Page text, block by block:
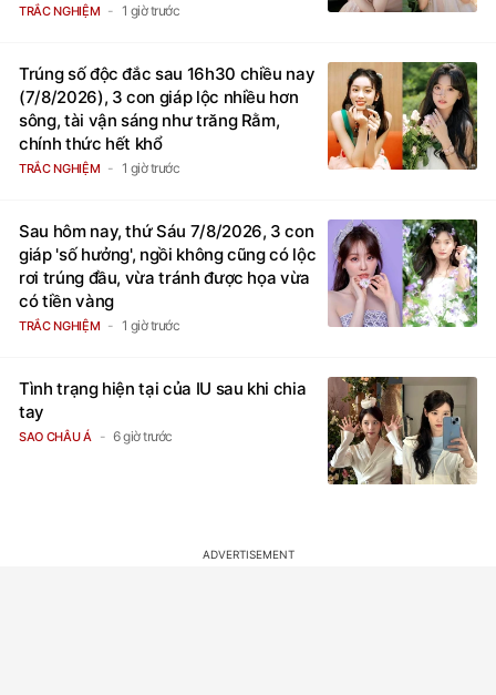
TRẮC NGHIỆM 1 giờ trước
Trúng số độc đắc sau 16h30 chiều nay
(7/8/2026), 3 con giáp lộc nhiều hơn
sông, tài vận sáng như trăng Rằm,
chính thức hết khổ
TRẮC NGHIỆM 1 giờ trước
Sau hôm nay, thứ Sáu 7/8/2026, 3 con
giáp 'số hưởng', ngồi không cũng có lộc
rơi trúng đầu, vừa tránh được họa vừa
có tiền vàng
TRẮC NGHIỆM 1 giờ trước
Tình trạng hiện tại của IU sau khi chia
tay
SAO CHÂU Á 6 giờ trước